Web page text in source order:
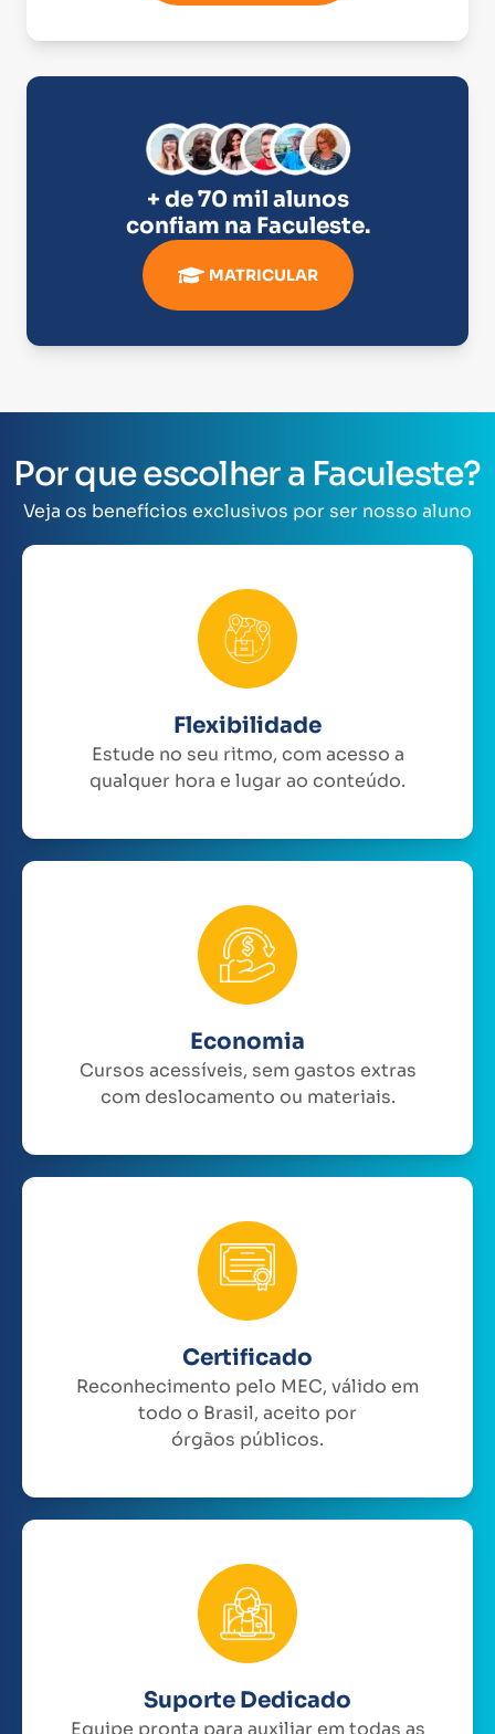
+ de 70 mil alunos
confiam na Faculeste.
MATRICULAR
Por que escolher a Faculeste?
Veja os benefícios exclusivos por ser nosso aluno
Flexibilidade
Estude no seu ritmo, com acesso a
qualquer hora e lugar ao conteúdo.
Economia
Cursos acessíveis, sem gastos extras
com deslocamento ou materiais.
Certificado
Reconhecimento pelo MEC, válido em
todo o Brasil, aceito por
órgãos públicos.
Suporte Dedicado
Equipe pronta para auxiliar em todas as